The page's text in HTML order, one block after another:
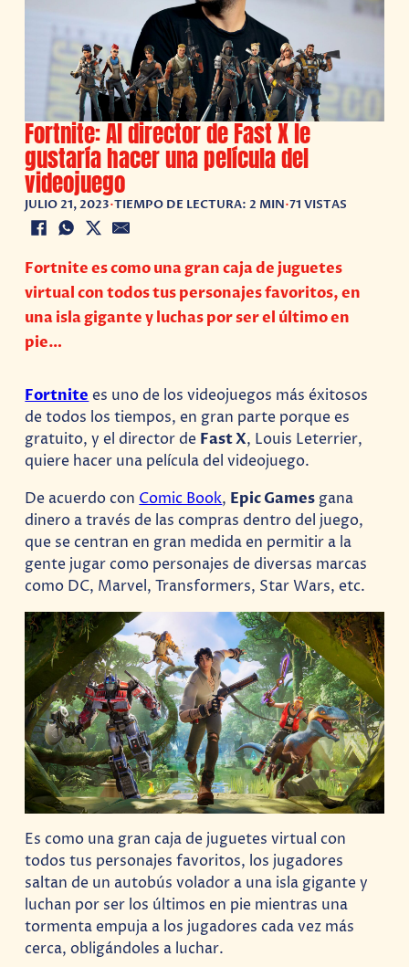
Fortnite: Al director de Fast X le
gustaría hacer una película del
videojuego
JULIO 21, 2023•TIEMPO DE LECTURA: 2 MIN•71 VISTAS
Fortnite es como una gran caja de juguetes
virtual con todos tus personajes favoritos, en
una isla gigante y luchas por ser el último en
pie…
Fortnitees uno de los videojuegos más éxitosos
de todos los tiempos, en gran parte porque es
gratuito, y el director de Fast X, Louis Leterrier,
quiere hacer una película del videojuego.
De acuerdo con Comic Book, Epic Games gana
dinero a través de las compras dentro del juego,
que se centran en gran medida en permitir a la
gente jugar como personajes de diversas marcas
como DC, Marvel, Transformers, Star Wars, etc.
Es como una gran caja de juguetes virtual con
todos tus personajes favoritos, los jugadores
saltan de un autobús volador a una isla gigante y
luchan por ser los últimos en pie mientras una
tormenta empuja a los jugadores cada vez más
cerca, obligándoles a luchar.